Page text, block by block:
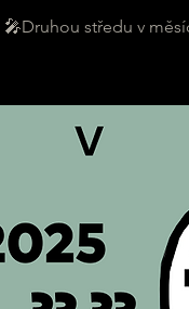
🎤Druhou středu v